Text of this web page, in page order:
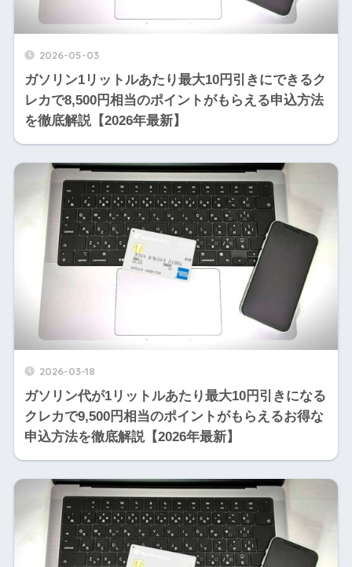
2026-05-03
ガソリン1リットルあたり最大10円引きにできるク
レカで8,500円相当のポイントがもらえる申込方法
を徹底解説【2026年最新】
2026-03-18
ガソリン代が1リットルあたり最大10円引きになる
クレカで9,500円相当のポイントがもらえるお得な
申込方法を徹底解説【2026年最新】